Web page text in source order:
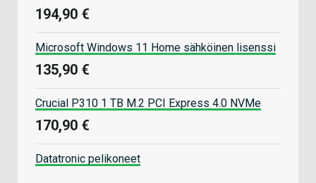
194,90 €
Microsoft Windows 11 Home sähköinen lisenssi
135,90 €
Crucial P310 1 TB M.2 PCI Express 4.0 NVMe
170,90 €
Datatronic pelikoneet